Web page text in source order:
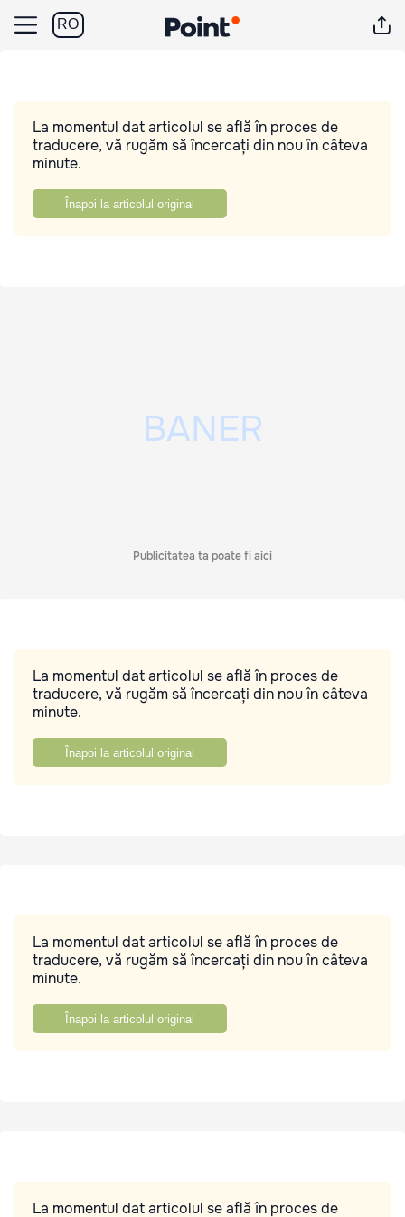
RO
La momentul dat articolul se află în proces de
traducere, vă rugăm să încercați din nou în câteva
minute.
Înapoi la articolul original
Publicitatea ta poate fi aici
La momentul dat articolul se află în proces de
traducere, vă rugăm să încercați din nou în câteva
minute.
Înapoi la articolul original
La momentul dat articolul se află în proces de
traducere, vă rugăm să încercați din nou în câteva
minute.
Înapoi la articolul original
La momentul dat articolul se află în proces de